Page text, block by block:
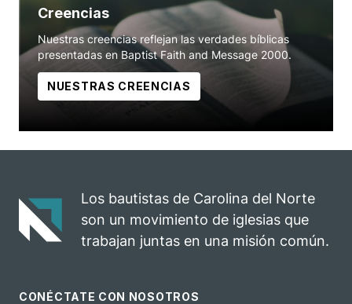
Creencias
Nuestras creencias reflejan las verdades bíblicas
presentadas en Baptist Faith and Message 2000.
NUESTRAS CREENCIAS
Los bautistas de Carolina del Norte
son un movimiento de iglesias que
trabajan juntas en una misión común.
CONÉCTATE CON NOSOTROS